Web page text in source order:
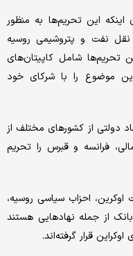
این تحریم‌ها به منظور
نفت و پتروشیمی روسیه
تحریم‌ها شامل کاپیتان‌های
موضوع را با شرکای خود
پیشتر نیز ۴۰ فرد حقیقی و ۳۸۲ نهاد دولتی از کشورهای مختلف از
فرانسه و قبرس را تحریم
احزاب سیاسی روسیه،
از جمله نهادهایی هستند
قرار گرفته‌اند.